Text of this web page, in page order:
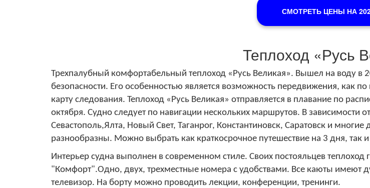
СМОТРЕТЬ ЦЕНЫ НА
Теплоход «Русь
Трехпалубный комфортабельный теплоход «Русь Великая». Вышел на воду в
безопасности. Его особенностью является возможность передвижения, как
карту следования. Теплоход «Русь Великая» отправляется в плавание по
октября. Судно следует по навигации нескольких маршрутов. В зависимости
Севастополь,Ялта, Новый Свет, Таганрог, Константиновск, Саратовск и
разнообразны. Можно выбрать как краткосрочное путешествие на 3 дня, так
Интерьер судна выполнен в современном стиле. Своих постояльцев теплоход
"Комфорт".Одно, двух, трехместные номера с удобствами. Все каюты имеют
телевизор. На борту можно проводить лекции, конференции, тренинги.